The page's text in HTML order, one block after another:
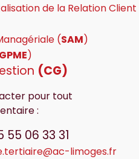
de la Relation Client
(SAM)
GPME)
(CG)
pour tout
:
06 33 31
limoges.fr